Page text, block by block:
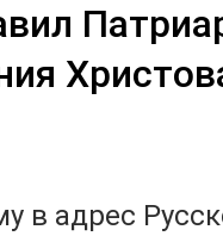
в адрес